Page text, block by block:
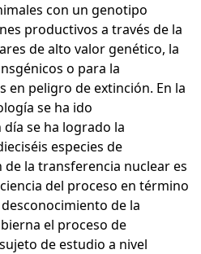
con un genotipo
productivos a través de la
de alto valor genético, la
o para la
en peligro de extinción. En la
se ha ido
se ha logrado la
especies de
la transferencia nuclear es
del proceso en término
de la
el proceso de
de estudio a nivel